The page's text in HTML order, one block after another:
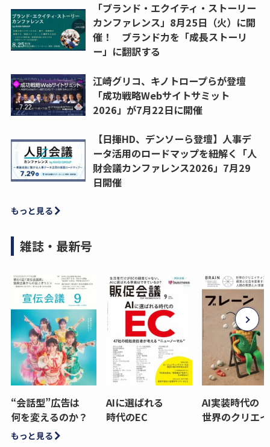
「ブランド・エクイティ・ストーリー
カンファレンス」8月25日（火）に開
催！ ブランド力を「成長ストーリ
ー」に翻訳する
江崎グリコ、キノトロープらが登壇
「成功戦略Webサイトサミット
2026」が7月22日に開催
【日揮HD、デンソーら登壇】人事デ
ータ活用のロードマップを紐解く「人
財会議カンファレンス2026」7月29
日開催
もっと見る
雑誌・最新号
“会話型”広告は
何を変えるのか？
AIに選ばれる
時代のEC
AI実装時代の
世界のクリエ
もっと見る